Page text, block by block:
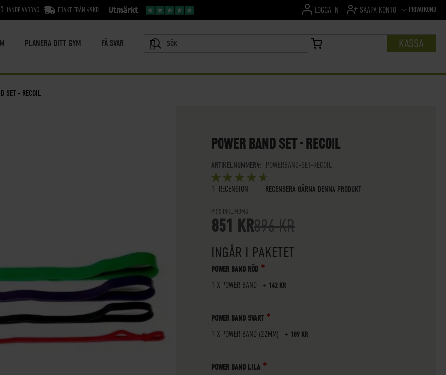
SPRÅKPRIVATKUND
LOGGA IN SKAPA KONTO
VARDAG FRAKT FRÅN 49KR
PLANERA DITT GYM FÅ SVAR MIN VARUKORG KASSA
SET - RECOIL
POWER BAND SET - RECOIL
ARTIKELNUMMER
POWERBAND-SET-RECOIL
BETYG:
5OUT OF5
STARS
1 RECENSION RECENSERA GÄRNA DENNA PRODUKT
PRIS INKL.MOMS
851 KR896 KR
INGÅR I PAKETET
POWER BAND RÖD
1 X POWER BAND
+ 142 KR
POWER BAND SVART
1 X POWER BAND (22MM)
+ 189 KR
POWER BAND LILA